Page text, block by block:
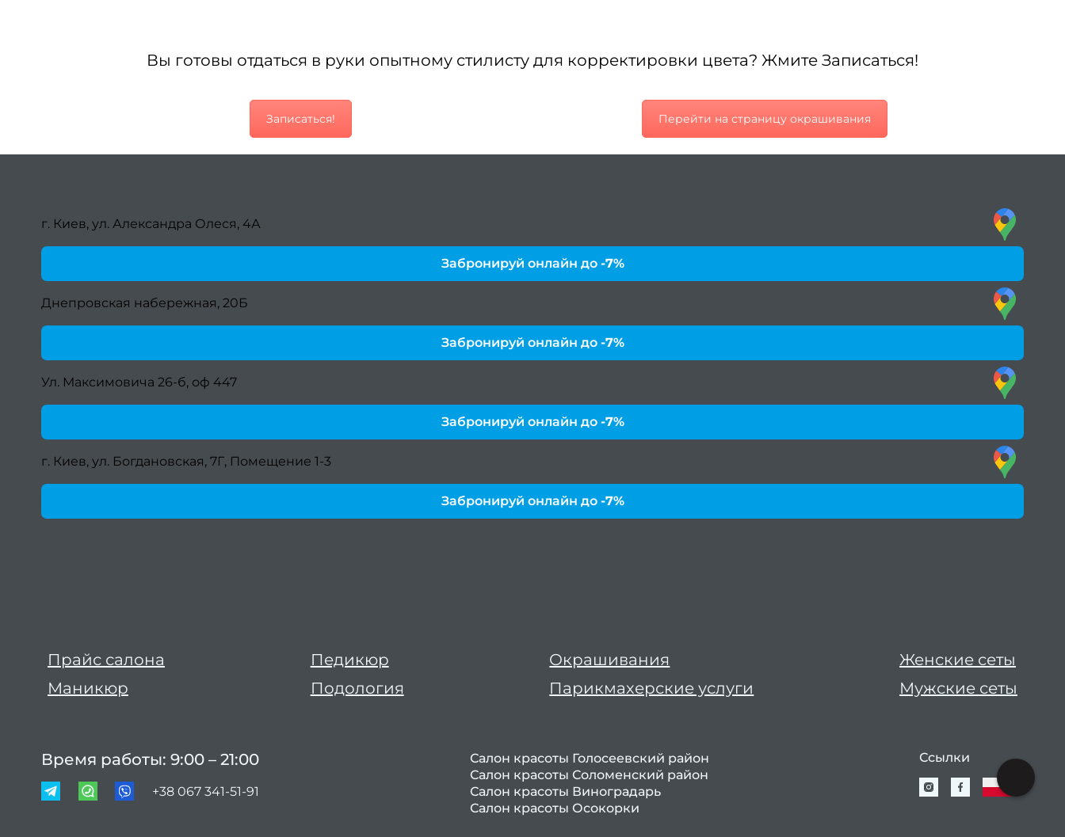
Вы готовы отдаться в руки опытному стилисту для корректировки цвета? Жмите Записаться!
Записаться! Перейти на страницу окрашивания
г. Киев, ул. Александра Олеся, 4А
Забронируй онлайн до -7%
Днепровская набережная, 20Б
Забронируй онлайн до -7%
Ул. Максимовича 26-б, оф 447
Забронируй онлайн до -7%
г. Киев, ул. Богдановская, 7Г, Помещение 1-3
Забронируй онлайн до -7%
Прайс салона
Маникюр
Педикюр
Подология
Окрашивания
Парикмахерские услуги
Женские сеты
Мужские сеты
Время работы: 9:00 – 21:00
+38 067 341-51-91
Салон красоты Голосеевский район
Салон красоты Соломенский район
Салон красоты Виноградарь
Салон красоты Осокорки
Ссылки